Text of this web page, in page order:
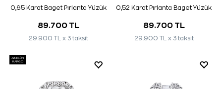
0,65 Karat Baget Pırlanta Yüzük
89.700 TL
29.900 TL x 3 taksit
0,52 Karat Pırlanta Baget Yüzük
89.700 TL
29.900 TL x 3 taksit
AYNI GÜN
KARGO